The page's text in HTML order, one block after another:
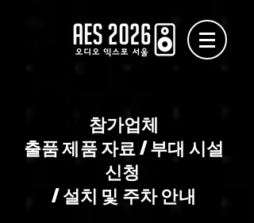
참가업체
출품 제품 자료 / 부대 시설
신청
/ 설치 및 주차 안내